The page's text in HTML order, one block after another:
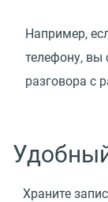
Например,
телефону, вы
разговора с
Храните